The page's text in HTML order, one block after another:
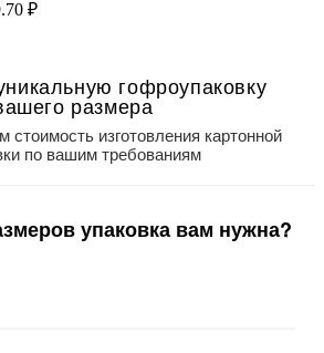
₽
гофроупаковку
размера
стоимость изготовления картонной
по вашим требованиям
упаковка вам нужна?